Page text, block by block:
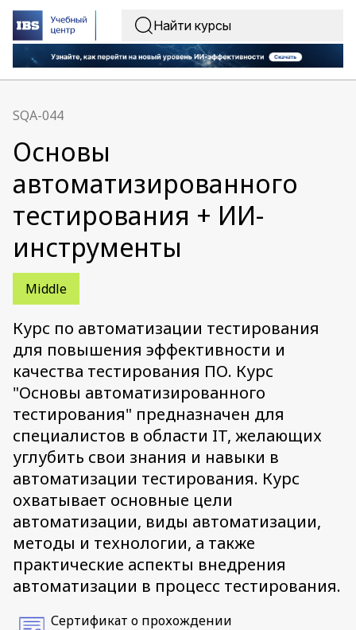
SQA-044
Основы
автоматизированного
тестирования + ИИ-
инструменты
Middle
Курс по автоматизации тестирования
для повышения эффективности и
качества тестирования ПО. Курс
"Основы автоматизированного
тестирования" предназначен для
специалистов в области IT, желающих
углубить свои знания и навыки в
автоматизации тестирования. Курс
охватывает основные цели
автоматизации, виды автоматизации,
методы и технологии, а также
практические аспекты внедрения
автоматизации в процесс тестирования.
Сертификат о прохождении